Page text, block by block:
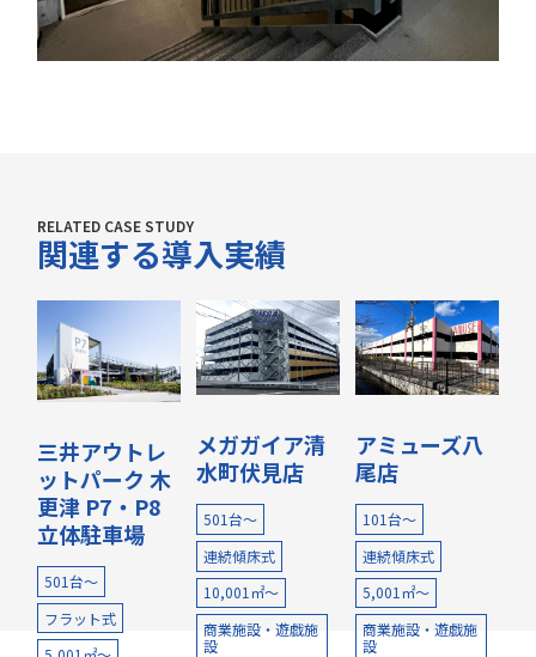
RELATED CASE STUDY
関連する導入実績
三井アウトレ
ットパーク 木
更津 P7・P8
立体駐車場
501台～
フラット式
メガガイア清
水町伏見店
501台～
連続傾床式
10,001㎡～
商業施設・遊戯施
設
アミューズ八
尾店
101台～
連続傾床式
5,001㎡～
商業施設・遊戯施
設